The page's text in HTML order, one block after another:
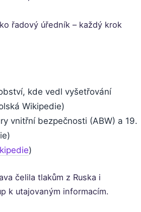
řadový úředník – každý krok
kde vedl vyšetřování
Wikipedie)
vnitřní bezpečnosti (ABW) a 19.
)
čelila tlakům z Ruska i
k utajovaným informacím.